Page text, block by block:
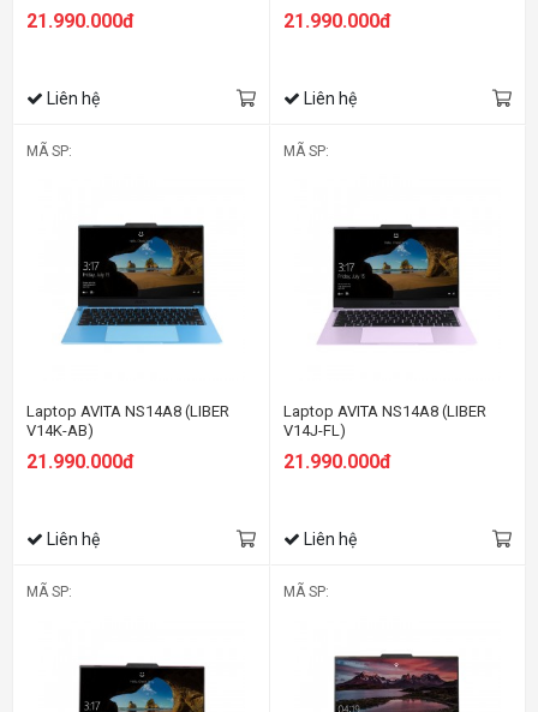
21.990.000đ
Liên hệ
21.990.000đ
Liên hệ
MÃ SP:
Laptop AVITA NS14A8 (LIBER
V14K-AB)
21.990.000đ
Liên hệ
MÃ SP:
Laptop AVITA NS14A8 (LIBER
V14J-FL)
21.990.000đ
Liên hệ
MÃ SP: MÃ SP: